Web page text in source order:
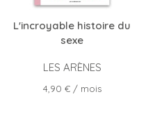
L'incroyable histoire du
sexe
LES ARÈNES
Prix
4,90 €/ mois